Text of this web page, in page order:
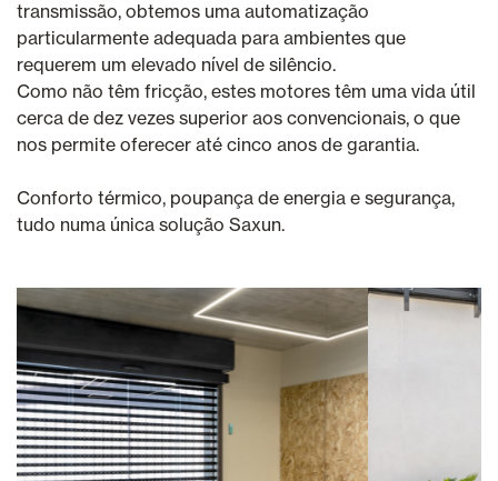
transmissão, obtemos uma automatização
particularmente adequada para ambientes que
requerem um elevado nível de silêncio.
Como não têm fricção, estes motores têm uma vida útil
cerca de dez vezes superior aos convencionais, o que
nos permite oferecer até cinco anos de garantia.
Conforto térmico, poupança de energia e segurança,
tudo numa única solução Saxun.